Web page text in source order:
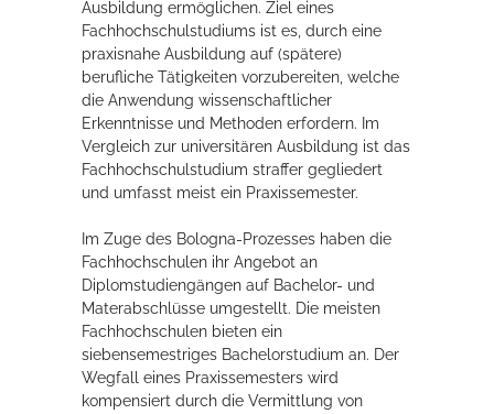
Die Stadthalle Hockenheim bietet den perfekten Standort für Events
mehr dazu...
Erleben in Hockenheim
Ausbildung ermöglichen. Ziel eines
Fachhochschulstudiums ist es, durch eine
praxisnahe Ausbildung auf (spätere)
berufliche Tätigkeiten vorzubereiten, welche
die Anwendung wissenschaftlicher
Erkenntnisse und Methoden erfordern. Im
Vergleich zur universitären Ausbildung ist das
Fachhochschulstudium straffer gegliedert
und umfasst meist ein Praxissemester.
Im Zuge des Bologna-Prozesses haben die
Fachhochschulen ihr Angebot an
Diplomstudiengängen auf Bachelor- und
Materabschlüsse umgestellt. Die meisten
Fachhochschulen bieten ein
siebensemestriges Bachelorstudium an. Der
Wegfall eines Praxissemesters wird
kompensiert durch die Vermittlung von